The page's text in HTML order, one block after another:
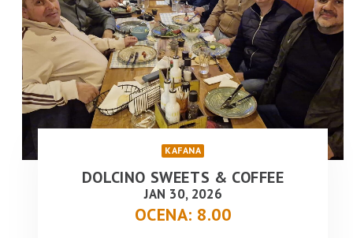
KAFANA
DOLCINO SWEETS & COFFEE
JAN 30, 2026
OCENA: 8.00